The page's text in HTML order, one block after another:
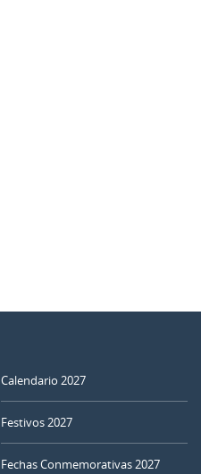
Calendario 2027
Festivos 2027
Fechas Conmemorativas 2027